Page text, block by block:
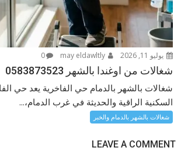
يوليو 11, 2026 may eldawltly
0
شغالات من اوغندا بالشهر 0583873523
شغالات بالشهر بالدمام حي الفاخرية يعد حي
السكنية الراقية والحديثة في غرب الدمام،...
شغالات بالشهر بالدمام والخبر
LEAVE A COMMENT